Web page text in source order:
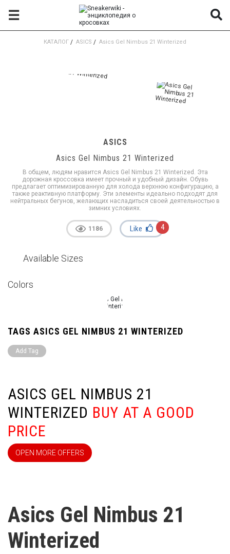
☰
КАТАЛОГ / ASICS / Asics Gel Nimbus 21 Winterized
ASICS GEL NIMBUS 21
WINTERIZED BUY AT A GOOD
PRICE
OPEN MORE OFFERS
Asics Gel Nimbus 21
Winterized
ASICS
Asics Gel Nimbus 21 Winterized
В общем, людям нравится Asics Gel Nimbus 21 Winterized. Эта
дорожная кроссовка имеет прочный и удобный дизайн. Обувь
предлагает оптимизированную для холода верхнюю конфигурацию, а
также реактивную платформу. Эти элементы идеально подходят для
нейтральных бегунов, желающих насладиться своей деятельностью в
зимних условиях.
1186 Like 4
Available Sizes
Colors
TAGS ASICS GEL NIMBUS 21 WINTERIZED
Add Tag